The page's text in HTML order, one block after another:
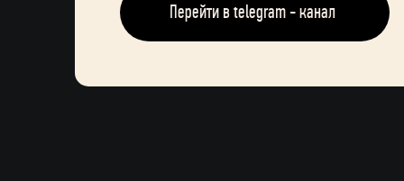
Перейти в telegram - канал